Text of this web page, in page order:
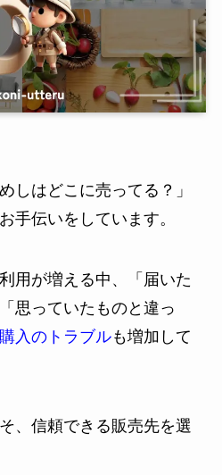
しはどこに売ってる？」
手伝いをしています。
用が増える中、「届いた
思っていたものと違っ
入のトラブルも増加して
、信頼できる販売先を選